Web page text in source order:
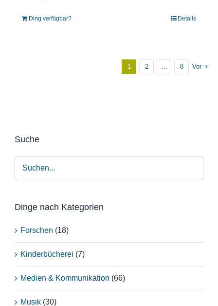
Ding verfügbar? Details
1 2 … 8 Vor
Suche
Dinge nach Kategorien
Forschen (18)
Kinderbücherei (7)
Medien & Kommunikation (66)
Musik (30)